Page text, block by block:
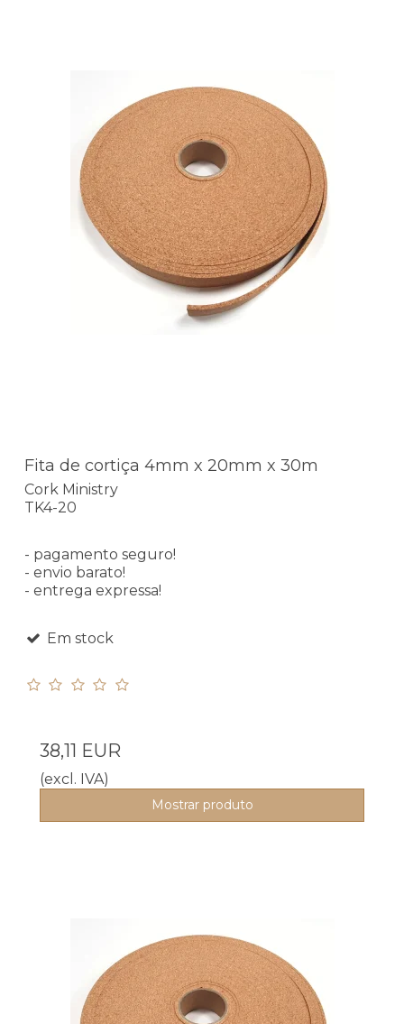
Fita de cortiça 4mm x 20mm x 30m
Cork Ministry
TK4-20
- pagamento seguro!
- envio barato!
- entrega expressa!
Em stock
38,11 EUR
(excl. IVA)
Mostrar produto